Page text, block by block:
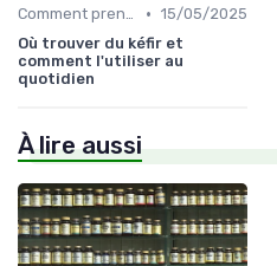
Comment prendre des probiotiques • 15/05/2025
Où trouver du kéfir et
comment l'utiliser au
quotidien
À lire aussi